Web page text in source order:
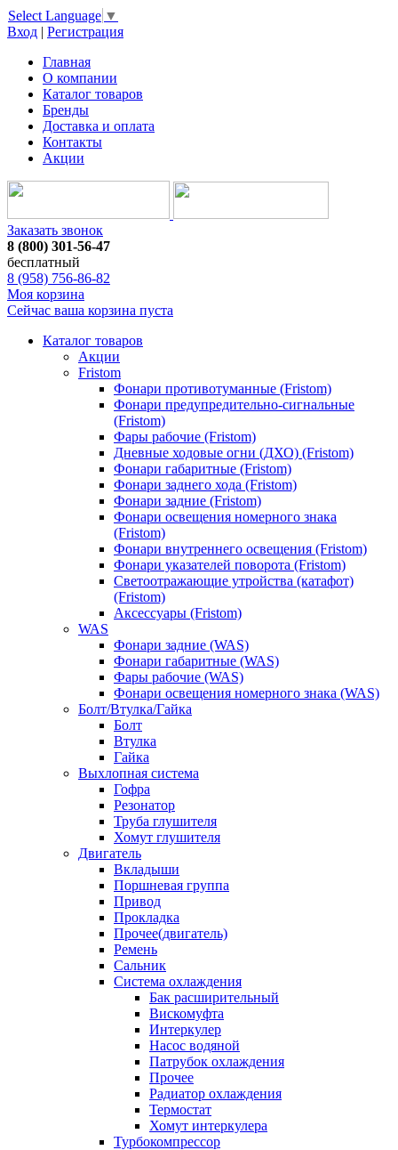
Select Language ▼
Вход | Регистрация
Главная
О компании
Каталог товаров
Бренды
Доставка и оплата
Контакты
Акции
Заказать звонок
8 (800) 301-56-47
бесплатный
8 (958) 756-86-82
Моя корзина
Сейчас ваша корзина пуста
Каталог товаров
Акции
Fristom
Фонари противотуманные (Fristom)
Фонари предупредительно-сигнальные
(Fristom)
Фары рабочие (Fristom)
Дневные ходовые огни (ДХО) (Fristom)
Фонари габаритные (Fristom)
Фонари заднего хода (Fristom)
Фонари задние (Fristom)
Фонари освещения номерного знака
(Fristom)
Фонари внутреннего освещения (Fristom)
Фонари указателей поворота (Fristom)
Светоотражающие утройства (катафот)
(Fristom)
Аксессуары (Fristom)
WAS
Фонари задние (WAS)
Фонари габаритные (WAS)
Фары рабочие (WAS)
Фонари освещения номерного знака (WAS)
Болт/Втулка/Гайка
Болт
Втулка
Гайка
Выхлопная система
Гофра
Резонатор
Труба глушителя
Хомут глушителя
Двигатель
Вкладыши
Поршневая группа
Привод
Прокладка
Прочее(двигатель)
Ремень
Сальник
Система охлаждения
Бак расширительный
Вискомуфта
Интеркулер
Насос водяной
Патрубок охлаждения
Прочее
Радиатор охлаждения
Термостат
Хомут интеркулера
Турбокомпрессор